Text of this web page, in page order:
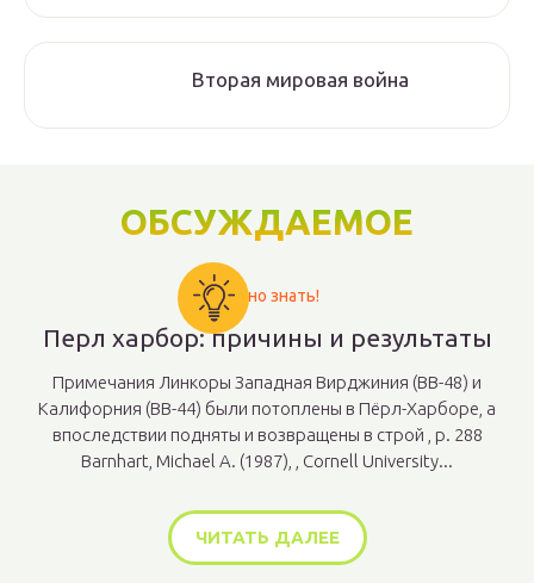
Вторая мировая война
ОБСУЖДАЕМОЕ
Важно знать!
Перл харбор: причины и результаты
Примечания Линкоры Западная Вирджиния (BB-48) и
Калифорния (BB-44) были потоплены в Пёрл-Харборе, а
впоследствии подняты и возвращены в строй , p. 288
Barnhart, Michael A. (1987), , Cornell University...
ЧИТАТЬ ДАЛЕЕ